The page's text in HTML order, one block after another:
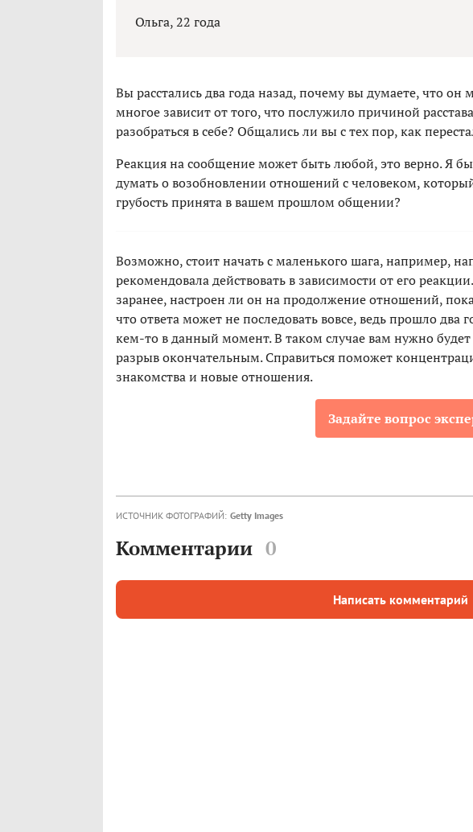
Ольга, 22 года
Вы расстались два года назад, почему вы думаете, что
многое зависит от того, что послужило причиной
разобраться в себе? Общались ли вы с тех пор, как
Реакция на сообщение может быть любой, это верно. Я бы
думать о возобновлении отношений с человеком,
грубость принята в вашем прошлом общении?
Возможно, стоит начать с маленького шага, например,
рекомендовала действовать в зависимости от его
заранее, настроен ли он на продолжение отношений,
что ответа может не последовать вовсе, ведь прошло два
кем-то в данный момент. В таком случае вам нужно
разрыв окончательным. Справиться поможет
знакомства и новые отношения.
Задайте вопрос
ИСТОЧНИК ФОТОГРАФИЙ: Getty Images
Комментарии 0
Написать комментарий